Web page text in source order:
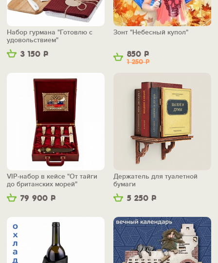
3 150 Р
Набор гурмана "Готовлю с
удовольствием"
850 Р
1 250Р
Зонт "Небесный купол"
79 900 Р
VIP-набор в кейсе "От тайги
до британских морей"
5 250 Р
Держатель для туалетной
бумаги